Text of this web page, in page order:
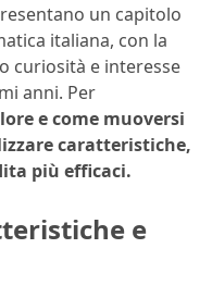
un capitolo
italiana, con la
curiosità e interesse
anni. Per
e come muoversi
caratteristiche,
più efficaci.
e